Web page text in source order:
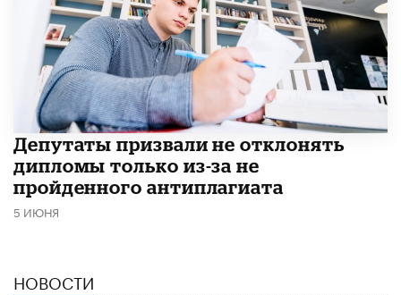
Депутаты призвали не отклонять
дипломы только из-за не
пройденного антиплагиата
5 ИЮНЯ
НОВОСТИ